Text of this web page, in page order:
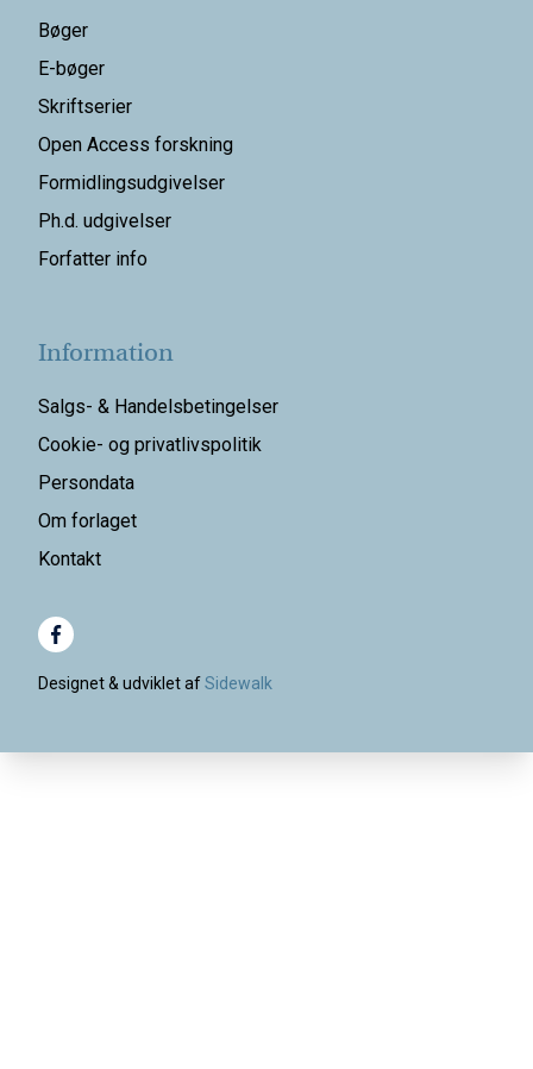
Bøger
E-bøger
Skriftserier
Open Access forskning
Formidlingsudgivelser
Ph.d. udgivelser
Forfatter info
Information
Salgs- & Handelsbetingelser
Cookie- og privatlivspolitik
Persondata
Om forlaget
Kontakt
Designet & udviklet afSidewalk